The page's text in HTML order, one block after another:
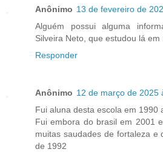
Anônimo 13 de fevereiro de
Alguém possui alguma
Silveira Neto, que estudou lá em
Responder
Anônimo 12 de março de 2025
Fui aluna desta escola em 1990
Fui embora do brasil em 2001
muitas saudades de fortaleza e
de 1992